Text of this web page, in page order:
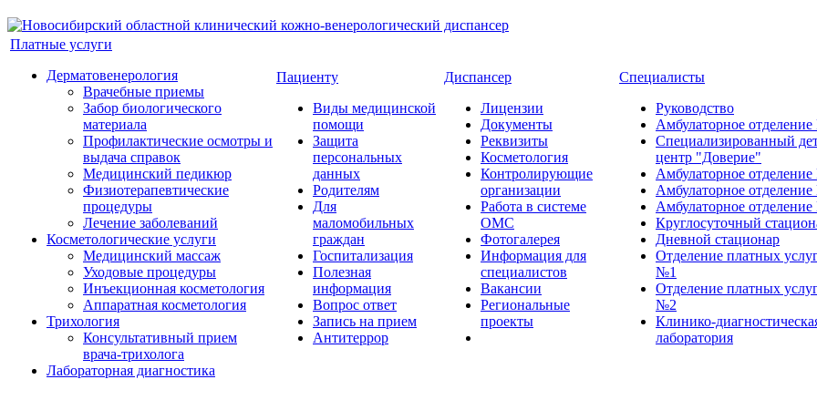
Платные услуги
Дерматовенерология
Врачебные приемы
Забор биологического
материала
Профилактические осмотры и
выдача справок
Медицинский педикюр
Физиотерапевтические
процедуры
Лечение заболеваний
Косметологические услуги
Медицинский массаж
Уходовые процедуры
Инъекционная косметология
Аппаратная косметология
Трихология
Консультативный прием
врача-трихолога
Лабораторная диагностика
Пациенту
Виды медицинской
помощи
Защита
персональных
данных
Родителям
Для
маломобильных
граждан
Госпитализация
Полезная
информация
Вопрос ответ
Запись на прием
Антитеррор
Диспансер
Лицензии
Документы
Реквизиты
Косметология
Контролирующие
организации
Работа в системе
ОМС
Фотогалерея
Информация для
специалистов
Вакансии
Региональные
проекты
Специалисты
Руководство
Амбулаторное
Специализированный
центр "Доверие"
Амбулаторное
Амбулаторное
Амбулаторное
Круглосуточный
Дневной стационар
Отделение платных
№1
Отделение платных
№2
Клинико-
лаборатория